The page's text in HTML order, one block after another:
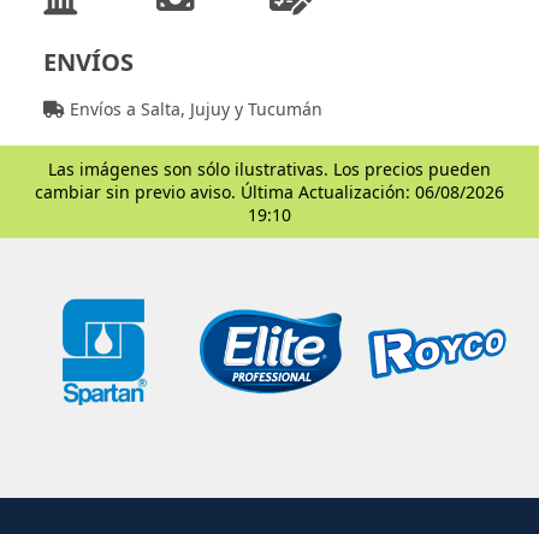
ENVÍOS
Envíos a Salta, Jujuy y Tucumán
Las imágenes son sólo ilustrativas. Los precios pueden
cambiar sin previo aviso. Última Actualización: 06/08/2026
19:10